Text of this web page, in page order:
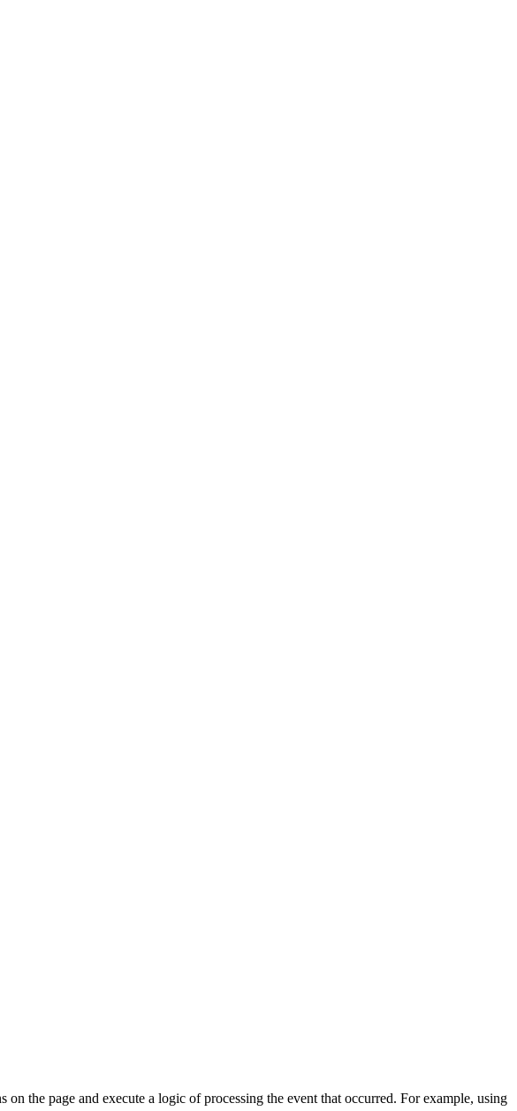
the page and execute a logic of processing the event that occurred. For example, using